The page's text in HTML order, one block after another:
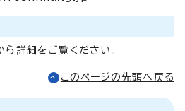
ら詳細をご覧ください。
このページの先頭へ戻る